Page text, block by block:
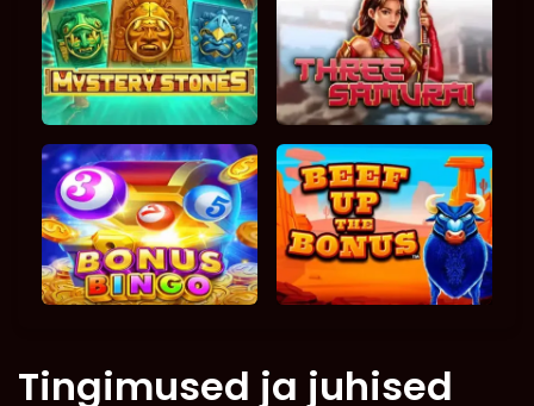
Tingimused ja juhised